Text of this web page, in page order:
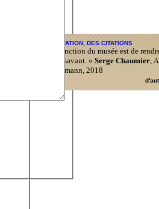
UNE CITATION, DES CITATIONS
« La fonction du musée est de
rendre savant. » Serge Chaumier,
éd. Hermann, 2018